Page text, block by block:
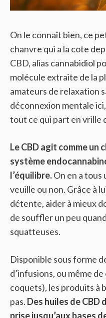
On le connaît bien, ce
chanvre qui a la cote
CBD, alias cannabidiol
molécule extraite de la
amateurs de relaxation
déconnexion mentale
tout ce qui part en vrille
Le CBD agit comme un
système
l’équilibre.On en a tous
veuille ou non. Grâce à
détente, aider à mieux
de souffler un peu
squatteuses.
Disponible sous forme
d’infusions, ou même
coquets), les produits à
pas. Des huiles de CBD
prise jusqu’aux bases